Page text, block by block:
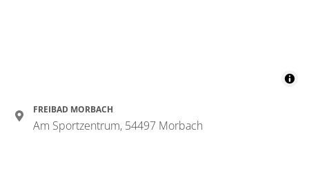
FREIBAD MORBACH
Am Sportzentrum, 54497 Morbach